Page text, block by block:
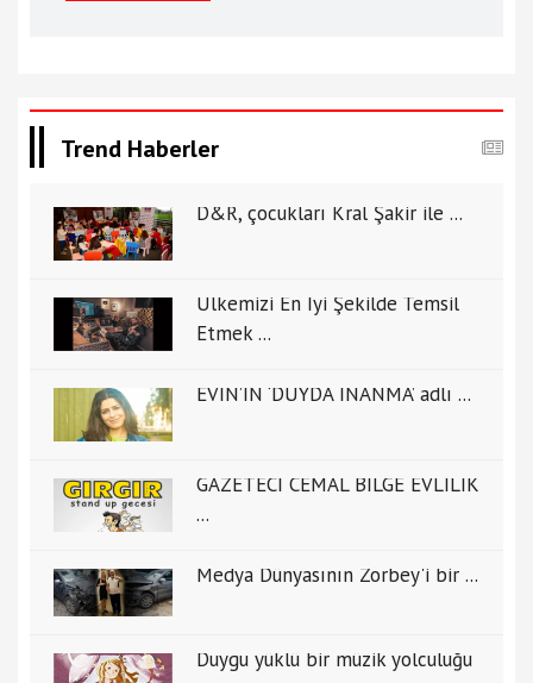
Trend Haberler
D&R, çocukları Kral Şakir ile ...
Ülkemizi En İyi Şekilde Temsil
Etmek ...
EVİN’İN ‘DUYDA İNANMA’ adlı ...
GAZETECİ CEMAL BİLGE EVLİLİK
...
Medya Dünyasının Zorbey'i bir ...
Duygu yüklü bir müzik yolculuğu